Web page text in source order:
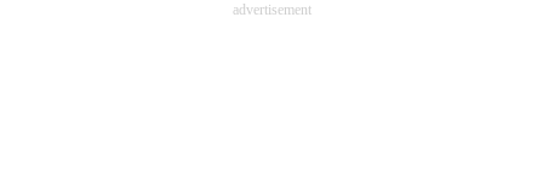
advertisement